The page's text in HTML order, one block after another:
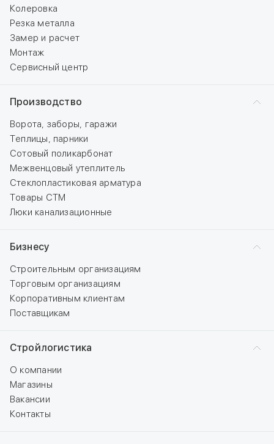
Колеровка
Резка металла
Замер и расчет
Монтаж
Сервисный центр
Производство
Ворота, заборы, гаражи
Теплицы, парники
Сотовый поликарбонат
Межвенцовый утеплитель
Стеклопластиковая арматура
Товары СТМ
Люки канализационные
Бизнесу
Строительным организациям
Торговым организациям
Корпоративным клиентам
Поставщикам
Стройлогистика
О компании
Магазины
Вакансии
Контакты